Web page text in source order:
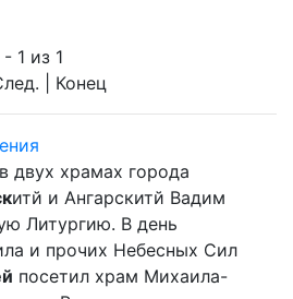
1 из 1
| Конец
двух храмах города
итй и Ангарскитй Вадим
Литургию. В день
и прочих Небесных Сил
посетил храм Михаила-